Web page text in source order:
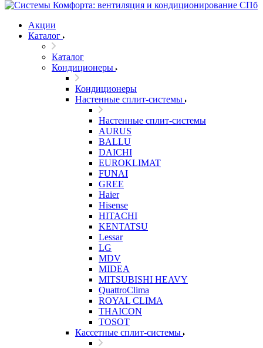
Акции
Каталог
Каталог
Кондиционеры
Кондиционеры
Настенные сплит-системы
Настенные сплит-системы
AURUS
BALLU
DAICHI
EUROKLIMAT
FUNAI
GREE
Haier
Hisense
HITACHI
KENTATSU
Lessar
LG
MDV
MIDEA
MITSUBISHI HEAVY
QuattroClima
ROYAL CLIMA
THAICON
TOSOT
Кассетные сплит-системы